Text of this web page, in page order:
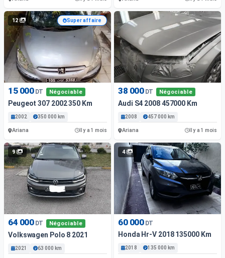
12 Super affaire
15 000 DT Négociable
Peugeot 307 2002 350 Km
2002 350 000 km
Ariana Il y a 1 mois
38 000 DT Négociable
Audi S4 2008 457000 Km
2008 457 000 km
Ariana Il y a 1 mois
9
64 000 DT Négociable
Volkswagen Polo 8 2021
2021 63 000 km
4
60 000 DT
Honda Hr-V 2018 135000 Km
2018 135 000 km